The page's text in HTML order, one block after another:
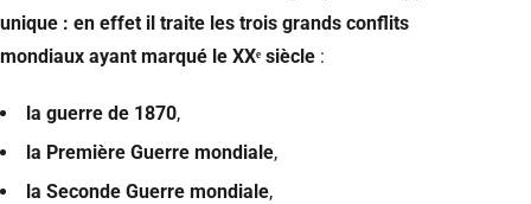
unique : en effet il traite les trois grands conflits
mondiaux ayant marqué le XXᵉ siècle :
la guerre de 1870,
la Première Guerre mondiale,
la Seconde Guerre mondiale,